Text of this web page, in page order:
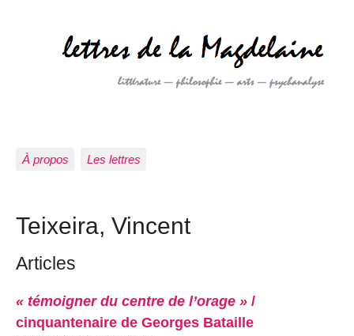
À propos Les lettres
Teixeira, Vincent
Articles
« témoigner du centre de l’orage » /
cinquantenaire de Georges Bataille